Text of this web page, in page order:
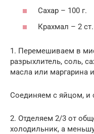
Сахар – 100 г.
Крахмал – 2
1. Перемешиваем в
разрыхлитель, соль,
масла или маргарина
Соединяем с яйцом, и
2. Отделяем 2/3 от
холодильник, а